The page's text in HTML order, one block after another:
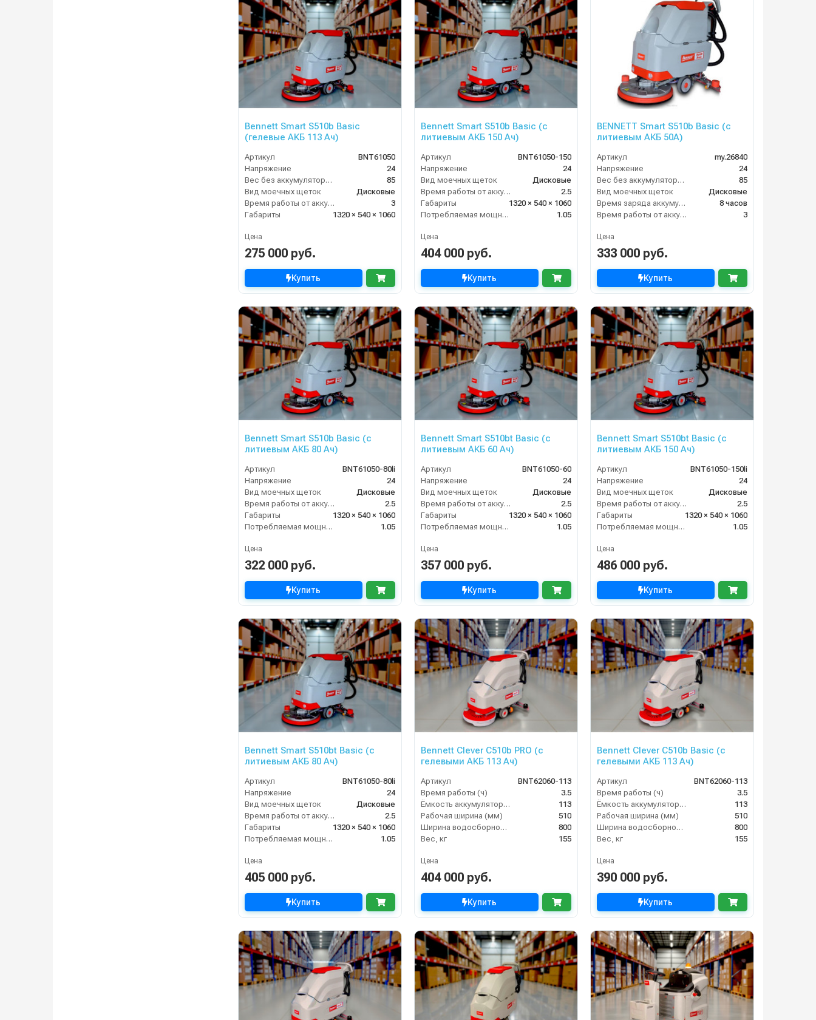
Bennett Smart S510b Basic
(гелевые АКБ 113 Ач)
Артикул
BNT61050
Напряжение
24
Вес без аккумуляторов (кг)
85
Вид моечных щеток
Дисковые
Время работы от аккумуляторов (ч)
3
Габариты
1320 × 540 × 1060
Цена
275 000 руб.
Купить
Bennett Smart S510b Basic (с
литиевым АКБ 150 Ач)
Артикул
BNT61050-150
Напряжение
24
Вид моечных щеток
Дисковые
Время работы от аккумуляторов (ч)
2.5
Габариты
1320 × 540 × 1060
Потребляемая мощность (кВт)
1.05
Цена
404 000 руб.
Купить
BENNETT Smart S510b Basic (с
литиевым АКБ 50А)
Артикул
my.26840
Напряжение
24
Вес без аккумуляторов (кг)
85
Вид моечных щеток
Дисковые
Время заряда аккумуляторов
8 часов
Время работы от аккумуляторов (ч)
3
Цена
333 000 руб.
Купить
Bennett Smart S510b Basic (с
литиевым АКБ 80 Ач)
Артикул
BNT61050-80li
Напряжение
24
Вид моечных щеток
Дисковые
Время работы от аккумуляторов (ч)
2.5
Габариты
1320 × 540 × 1060
Потребляемая мощность (кВт)
1.05
Цена
322 000 руб.
Купить
Bennett Smart S510bt Basic (с
литиевым АКБ 60 Ач)
Артикул
BNT61050-60
Напряжение
24
Вид моечных щеток
Дисковые
Время работы от аккумуляторов (ч)
2.5
Габариты
1320 × 540 × 1060
Потребляемая мощность (кВт)
1.05
Цена
357 000 руб.
Купить
Bennett Smart S510bt Basic (с
литиевым АКБ 150 Ач)
Артикул
BNT61050-150li
Напряжение
24
Вид моечных щеток
Дисковые
Время работы от аккумуляторов (ч)
2.5
Габариты
1320 × 540 × 1060
Потребляемая мощность (кВт)
1.05
Цена
486 000 руб.
Купить
Bennett Smart S510bt Basic (с
литиевым АКБ 80 Ач)
Артикул
BNT61050-80li
Напряжение
24
Вид моечных щеток
Дисковые
Время работы от аккумуляторов (ч)
2.5
Габариты
1320 × 540 × 1060
Потребляемая мощность (кВт)
1.05
Цена
405 000 руб.
Купить
Bennett Clever C510b PRO (с
гелевыми АКБ 113 Ач)
Артикул
BNT62060-113
Время работы (ч)
3.5
Ёмкость аккумулятора (Ач)
113
Рабочая ширина (мм)
510
Ширина водосборной рейки
800
Вес, кг
155
Цена
404 000 руб.
Купить
Bennett Clever C510b Basic (с
гелевыми АКБ 113 Ач)
Артикул
BNT62060-113
Время работы (ч)
3.5
Ёмкость аккумулятора (Ач)
113
Рабочая ширина (мм)
510
Ширина водосборной рейки
800
Вес, кг
155
Цена
390 000 руб.
Купить